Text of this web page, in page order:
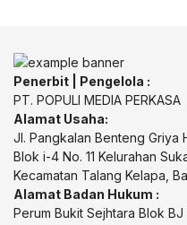
Penerbit | Pengelola :
PT. POPULI MEDIA PERKASA
Alamat Usaha:
Jl. Pangkalan Benteng Griya
Blok i-4 No. 11 Kelurahan
Kecamatan Talang Kelapa,
Alamat Badan Hukum :
Perum Bukit Sejhtara Blok